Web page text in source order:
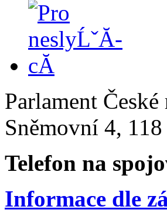
Parlament
Sněmovní 4,
Telefon na
Informace dle